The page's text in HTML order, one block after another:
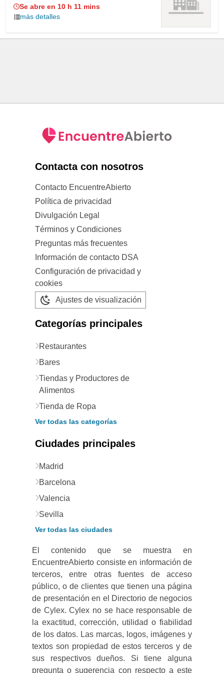
Se abre en 10 h 11 mins
más detalles
Contacta con nosotros
Contacto EncuentreAbierto
Política de privacidad
Divulgación Legal
Términos y Condiciones
Preguntas más frecuentes
Información de contacto DSA
Configuración de privacidad y
cookies
Ajustes de visualización
Categorías principales
Restaurantes
Bares
Tiendas y Productores de
Alimentos
Tienda de Ropa
Ver todas las categorías
Ciudades principales
Madrid
Barcelona
Valencia
Sevilla
Ver todas las ciudades
El contenido que se muestra en
EncuentreAbierto consiste en información de
terceros, entre otras fuentes de acceso
público, o de clientes que tienen una página
de presentación en el Directorio de negocios
de Cylex. Cylex no se hace responsable de
la exactitud, corrección, utilidad o fiabilidad
de los datos. Las marcas, logos, imágenes y
textos son propiedad de estos terceros y de
sus respectivos dueños. Si tiene alguna
pregunta o sugerencia con respecto a este